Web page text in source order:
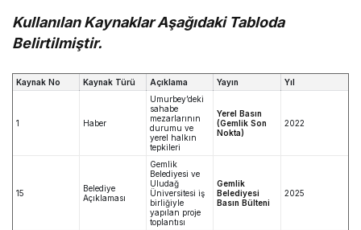
Kullanılan Kaynaklar Aşağıdaki Tabloda
Belirtilmiştir.
Kaynak No Kaynak Türü Açıklama Yayın Yıl
1 Haber
Umurbey’deki
sahabe
mezarlarının
durumu ve
yerel halkın
tepkileri
Yerel Basın
(Gemlik Son
Nokta)
2022
15
Belediye
Açıklaması
Gemlik
Belediyesi ve
Uludağ
Üniversitesi iş
birliğiyle
yapılan proje
toplantısı
Gemlik
Belediyesi
Basın Bülteni
2025